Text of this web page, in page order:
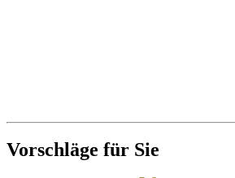
Vorschläge für Sie